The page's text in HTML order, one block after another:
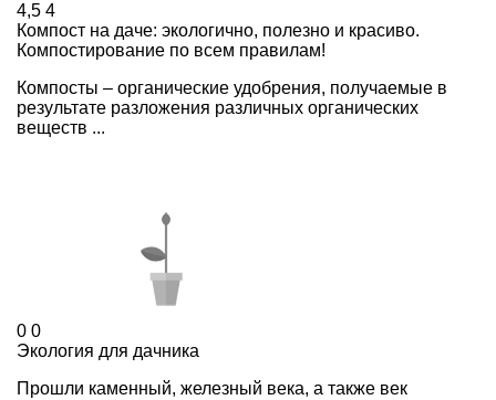
4,5 4
Компост на даче: экологично, полезно и красиво.
Компостирование по всем правилам!
Компосты – органические удобрения, получаемые в
результате разложения различных органических
веществ ...
0 0
Экология для дачника
Прошли каменный, железный века, а также век